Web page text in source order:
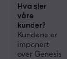
Bredde
1100 mm
Dybde
450 mm
Hva sier
våre
kunder?
Kundene er
imponert
over Genesis